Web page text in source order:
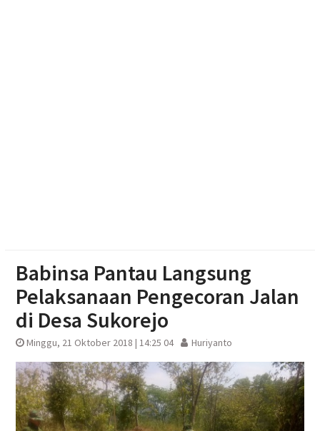
Babinsa Pantau Langsung
Pelaksanaan Pengecoran Jalan
di Desa Sukorejo
Minggu, 21 Oktober 2018 | 14:25 04 Huriyanto